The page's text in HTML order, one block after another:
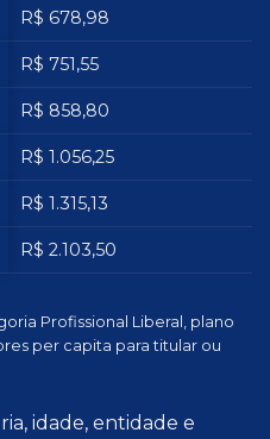
R$ 678,98
R$ 751,55
R$ 858,80
R$ 1.056,25
R$ 1.315,13
R$ 2.103,50
Profissional Liberal, plano
per capita para titular ou
idade, entidade e